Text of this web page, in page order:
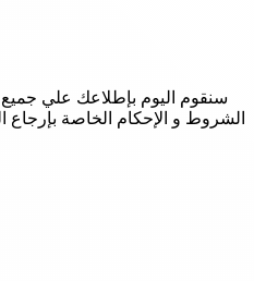
سنقوم اليوم بإطلاعك علي
الشروط و الإحكام الخاصة